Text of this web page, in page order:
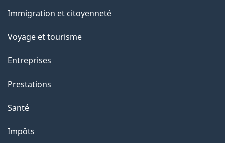
e
t
e
g
sujets
Immigration et citoyenneté
Voyage et tourisme
Entreprises
Prestations
Santé
Impôts